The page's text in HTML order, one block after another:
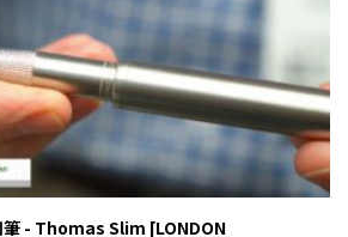
- Thomas Slim [LONDON